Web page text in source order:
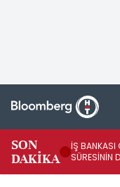
SON
DAKİKA
İŞ BANKASI
SÜRESİNİN